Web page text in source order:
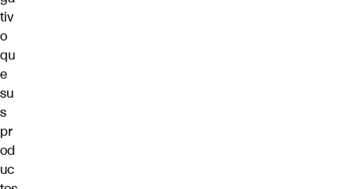
tiv
o
qu
e
su
s
pr
od
uc